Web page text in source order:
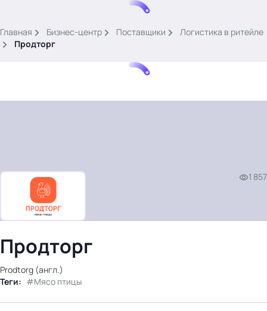
картина дня
темы
новости
видео
события
бизнес-центр
Главная Бизнес-центр Поставщики
Логистика в ритейле
Продторг
1 857
Продторг
Prodtorg (англ.)
Теги:
Мясо птицы